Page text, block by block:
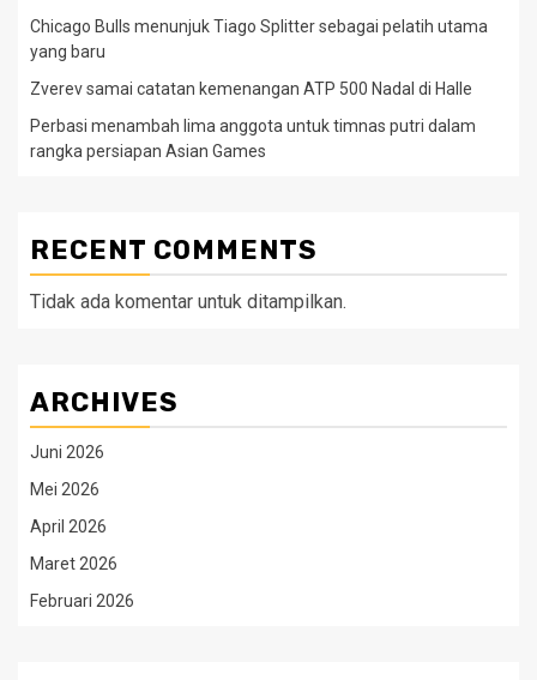
Chicago Bulls menunjuk Tiago Splitter sebagai pelatih utama
yang baru
Zverev samai catatan kemenangan ATP 500 Nadal di Halle
Perbasi menambah lima anggota untuk timnas putri dalam
rangka persiapan Asian Games
RECENT COMMENTS
Tidak ada komentar untuk ditampilkan.
ARCHIVES
Juni 2026
Mei 2026
April 2026
Maret 2026
Februari 2026